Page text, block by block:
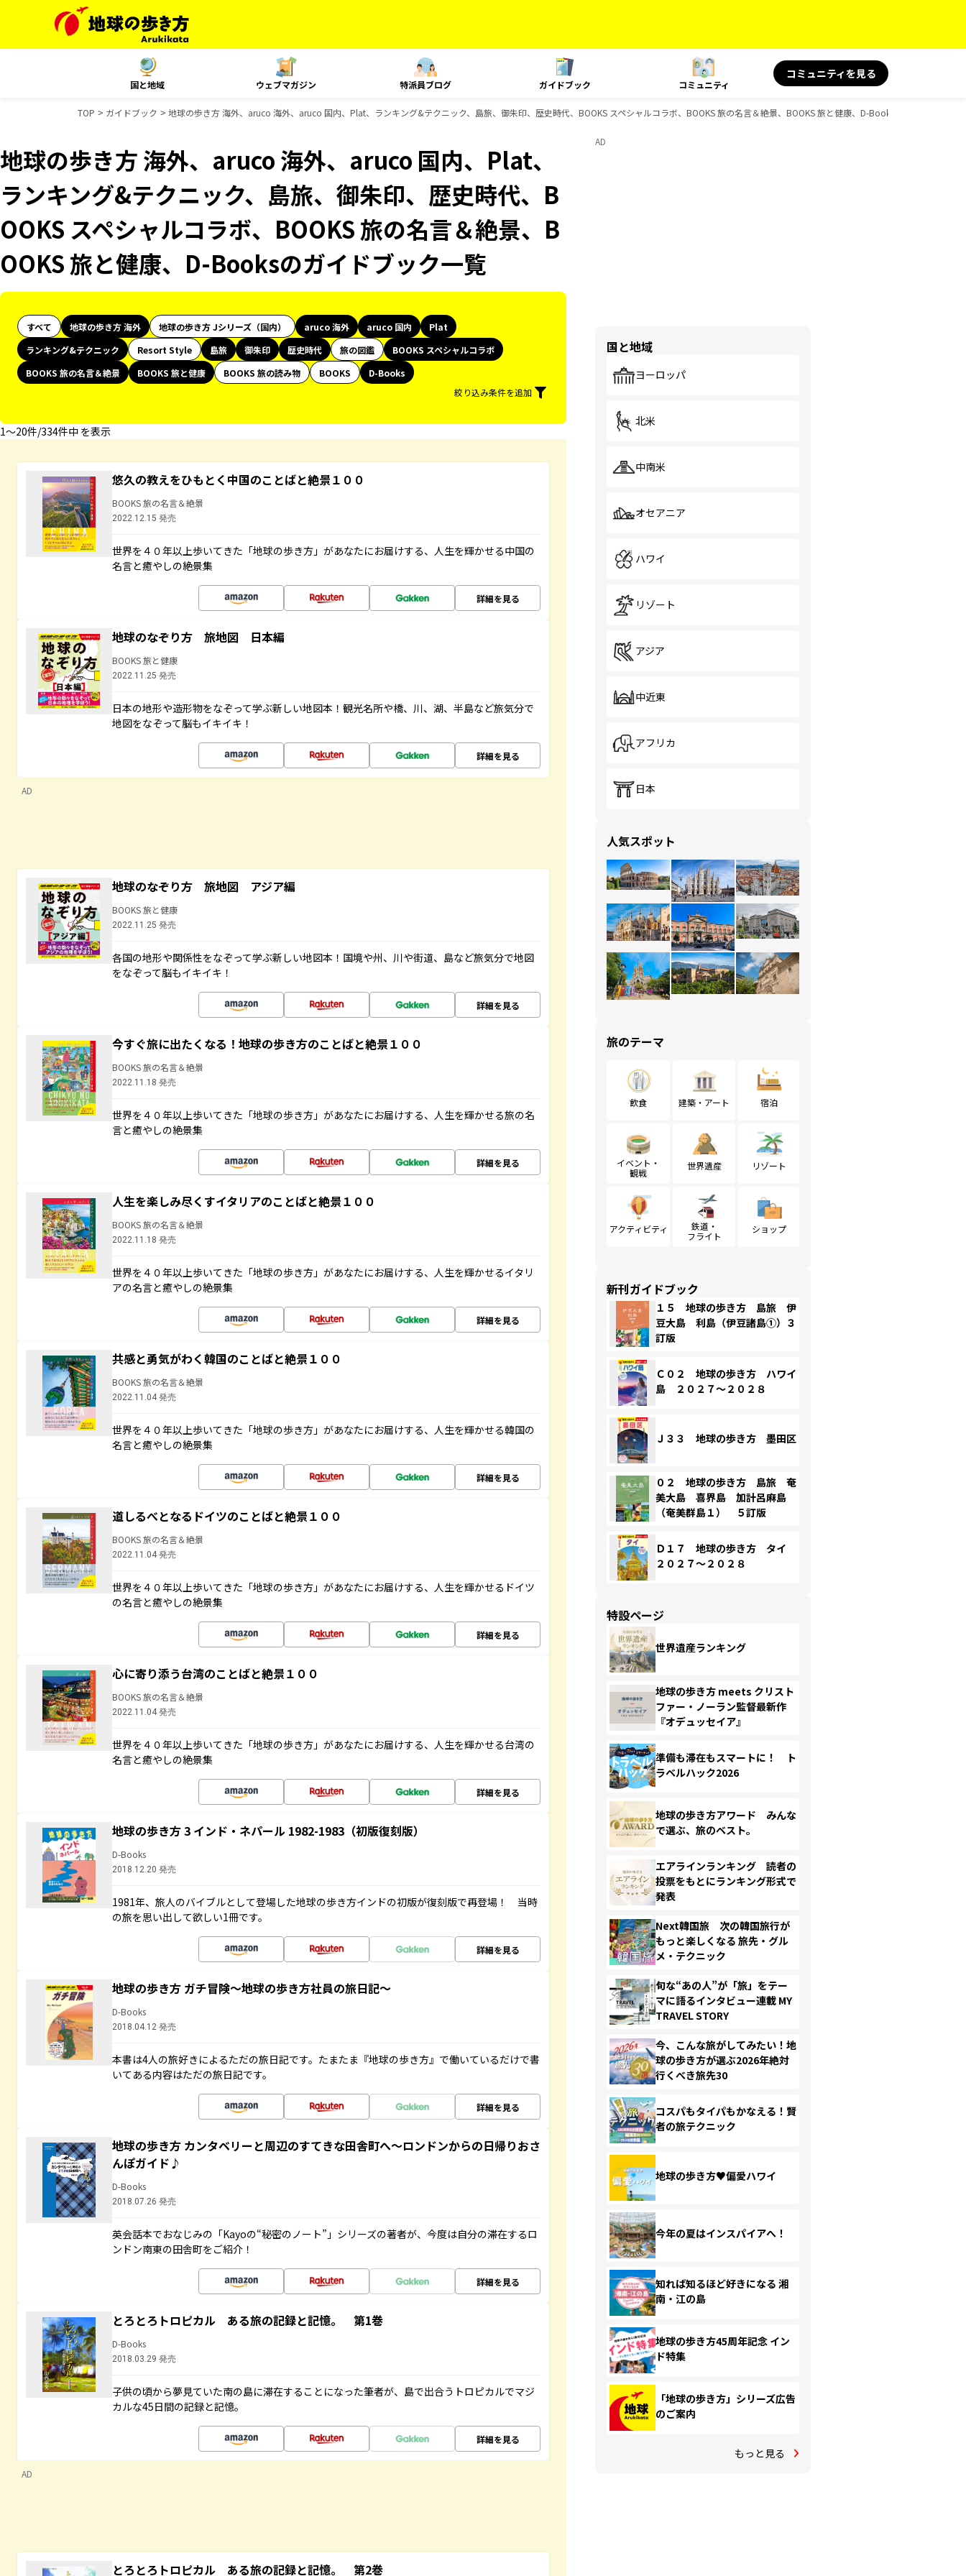
国と地域 ウェブマガジン 特派員ブログ ガイドブック コミュニティ
コミュニティを見る
TOP ガイドブック 地球の歩き方 海外、aruco 海外、aruco 国内、Plat、ランキング&テクニック、島旅、御朱印、歴史時代、BOOKS スペシャルコラボ、BOOKS 旅の名言＆絶景、BOOKS 旅と健康、D-Booksのガイドブック一
地球の歩き方 海外、aruco 海外、aruco 国内、Plat、
ランキング&テクニック、島旅、御朱印、歴史時代、B
OOKS スペシャルコラボ、BOOKS 旅の名言＆絶景、B
OOKS 旅と健康、D-Booksのガイドブック一覧
すべて 地球の歩き方 海外 地球の歩き方 Jシリーズ（国内） aruco 海外 aruco 国内
Plat
ランキング&テクニック
Resort Style 島旅 御朱印 歴史時代 旅の図鑑
BOOKS スペシャルコラボ
BOOKS 旅の名言＆絶景
BOOKS 旅と健康 BOOKS 旅の読み物 BOOKS
D-Books
絞り込み条件を追加
1〜20件/334件中 を表示
悠久の教えをひもとく中国のことばと絶景１００
BOOKS 旅の名言＆絶景
2022.12.15 発売
世界を４０年以上歩いてきた「地球の歩き方」があなたにお届けする、人生を輝かせる中国の
名言と癒やしの絶景集
詳細を見る
地球のなぞり方 旅地図 日本編
BOOKS 旅と健康
2022.11.25 発売
日本の地形や造形物をなぞって学ぶ新しい地図本！観光名所や橋、川、湖、半島など旅気分で
地図をなぞって脳もイキイキ！
詳細を見る
AD
地球のなぞり方 旅地図 アジア編
BOOKS 旅と健康
2022.11.25 発売
各国の地形や関係性をなぞって学ぶ新しい地図本！国境や州、川や街道、島など旅気分で地図
をなぞって脳もイキイキ！
詳細を見る
今すぐ旅に出たくなる！地球の歩き方のことばと絶景１００
BOOKS 旅の名言＆絶景
2022.11.18 発売
世界を４０年以上歩いてきた「地球の歩き方」があなたにお届けする、人生を輝かせる旅の名
言と癒やしの絶景集
詳細を見る
人生を楽しみ尽くすイタリアのことばと絶景１００
BOOKS 旅の名言＆絶景
2022.11.18 発売
世界を４０年以上歩いてきた「地球の歩き方」があなたにお届けする、人生を輝かせるイタリ
アの名言と癒やしの絶景集
詳細を見る
共感と勇気がわく韓国のことばと絶景１００
BOOKS 旅の名言＆絶景
2022.11.04 発売
世界を４０年以上歩いてきた「地球の歩き方」があなたにお届けする、人生を輝かせる韓国の
名言と癒やしの絶景集
詳細を見る
道しるべとなるドイツのことばと絶景１００
BOOKS 旅の名言＆絶景
2022.11.04 発売
世界を４０年以上歩いてきた「地球の歩き方」があなたにお届けする、人生を輝かせるドイツ
の名言と癒やしの絶景集
詳細を見る
心に寄り添う台湾のことばと絶景１００
BOOKS 旅の名言＆絶景
2022.11.04 発売
世界を４０年以上歩いてきた「地球の歩き方」があなたにお届けする、人生を輝かせる台湾の
名言と癒やしの絶景集
詳細を見る
地球の歩き方 3 インド・ネパール 1982-1983（初版復刻版）
D-Books
2018.12.20 発売
1981年、旅人のバイブルとして登場した地球の歩き方インドの初版が復刻版で再登場！ 当時
の旅を思い出して欲しい1冊です。
詳細を見る
地球の歩き方 ガチ冒険～地球の歩き方社員の旅日記～
D-Books
2018.04.12 発売
本書は4人の旅好きによるただの旅日記です。たまたま『地球の歩き方』で働いているだけで書
いてある内容はただの旅日記です。
詳細を見る
地球の歩き方 カンタベリーと周辺のすてきな田舎町へ～ロンドンからの日帰りおさ
んぽガイド♪
D-Books
2018.07.26 発売
英会話本でおなじみの「Kayoの“秘密のノート”」シリーズの著者が、今度は自分の滞在するロ
ンドン南東の田舎町をご紹介！
詳細を見る
とろとろトロピカル ある旅の記録と記憶。 第1巻
D-Books
2018.03.29 発売
子供の頃から夢見ていた南の島に滞在することになった筆者が、島で出合うトロピカルでマジ
カルな45日間の記録と記憶。
詳細を見る
AD
とろとろトロピカル ある旅の記録と記憶。 第2巻
AD
国と地域
ヨーロッパ
北米
中南米
オセアニア
ハワイ
リゾート
アジア
中近東
アフリカ
日本
人気スポット
旅のテーマ
飲食 建築・アート 宿泊
イベント・
観戦
世界遺産 リゾート
アクティビティ
鉄道・
フライト
ショップ
新刊ガイドブック
１５ 地球の歩き方 島旅 伊
豆大島 利島（伊豆諸島①）３
訂版
Ｃ０２ 地球の歩き方 ハワイ
島 ２０２７～２０２８
Ｊ３３ 地球の歩き方 墨田区
０２ 地球の歩き方 島旅 奄
美大島 喜界島 加計呂麻島
（奄美群島１） ５訂版
Ｄ１７ 地球の歩き方 タイ
２０２７～２０２８
特設ページ
世界遺産ランキング
地球の歩き方 meets クリスト
ファー・ノーラン監督最新作
『オデュッセイア』
準備も滞在もスマートに！ ト
ラベルハック2026
地球の歩き方アワード みんな
で選ぶ、旅のベスト。
エアラインランキング 読者の
投票をもとにランキング形式で
発表
Next韓国旅 次の韓国旅行が
もっと楽しくなる 旅先・グル
メ・テクニック
旬な“あの人”が「旅」をテー
マに語るインタビュー連載 MY
TRAVEL STORY
今、こんな旅がしてみたい！地
球の歩き方が選ぶ2026年絶対
行くべき旅先30
コスパもタイパもかなえる！賢
者の旅テクニック
地球の歩き方♥偏愛ハワイ
今年の夏はインスパイアへ！
知れば知るほど好きになる 湘
南・江の島
地球の歩き方45周年記念 イン
ド特集
「地球の歩き方」シリーズ広告
のご案内
もっと見る